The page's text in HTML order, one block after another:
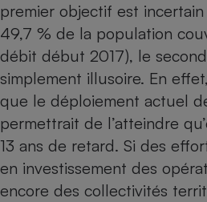
premier objectif est
49,7 % de la population
débit début 2017), le
simplement illusoire. En
que le déploiement actuel
permettrait de l’atteindre
13 ans de retard. Si des
en investissement des
encore des collectivités